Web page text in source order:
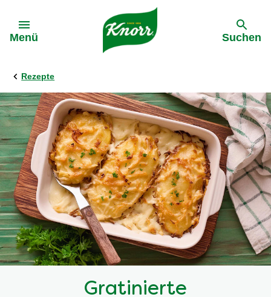
Menü Suchen
Rezepte
Gratinierte